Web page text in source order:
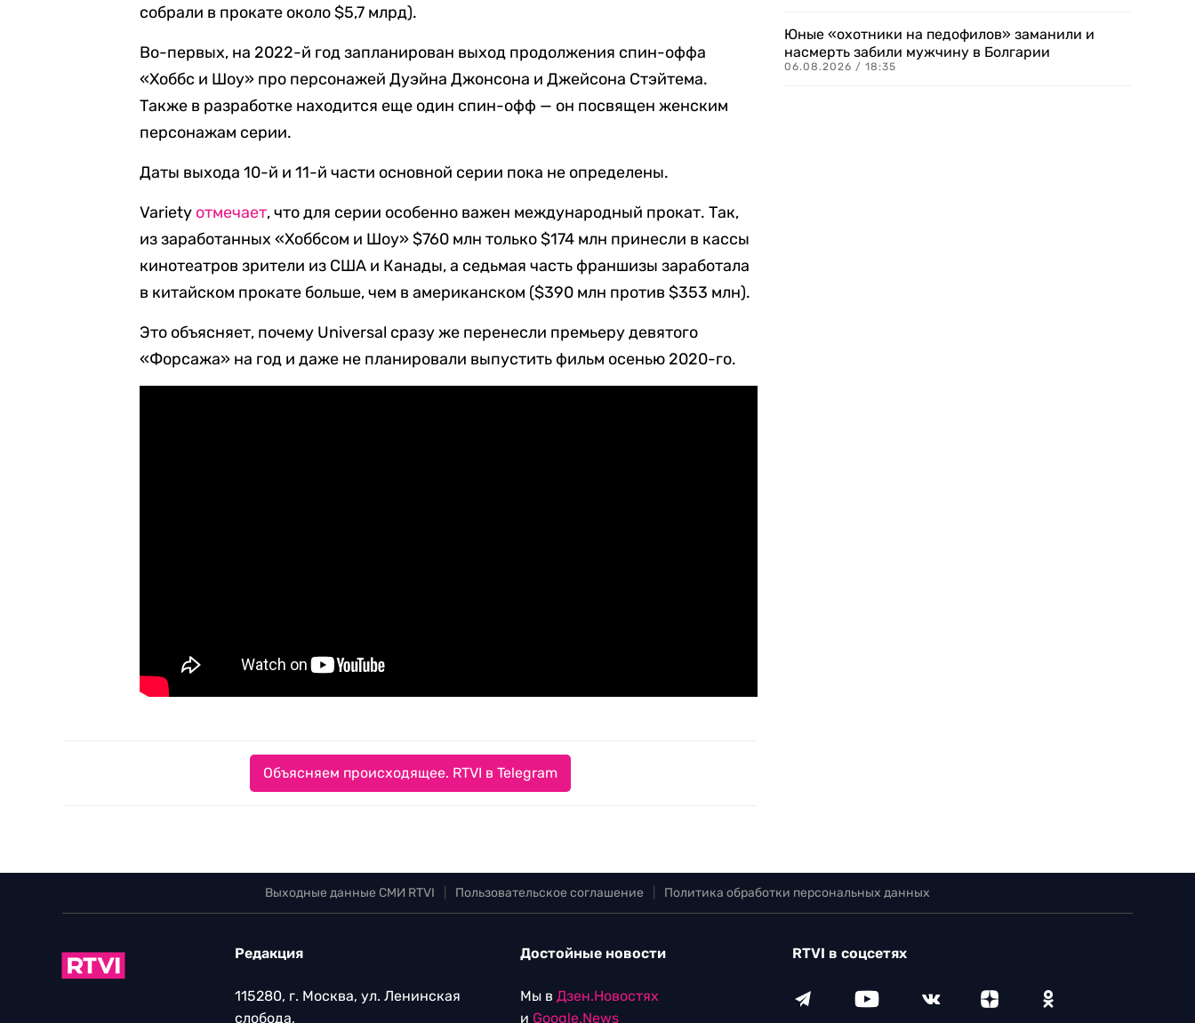
собрали в прокате около $5,7 млрд).
Во-первых, на 2022-й год запланирован выход продолжения спин-оффа
«Хоббс и Шоу» про персонажей Дуэйна Джонсона и Джейсона Стэйтема.
Также в разработке находится еще один спин-офф — он посвящен женским
персонажам серии.
Даты выхода 10-й и 11-й части основной серии пока не определены.
Variety отмечает, что для серии особенно важен международный прокат. Так,
из заработанных «Хоббсом и Шоу» $760 млн только $174 млн принесли в кассы
кинотеатров зрители из США и Канады, а седьмая часть франшизы заработала
в китайском прокате больше, чем в американском ($390 млн против $353 млн).
Это объясняет, почему Universal сразу же перенесли премьеру девятого
«Форсажа» на год и даже не планировали выпустить фильм осенью 2020-го.
Объясняем происходящее. RTVI в Telegram
Юные «охотники на педофилов» заманили и
насмерть забили мужчину в Болгарии
06.08.2026 / 18:35
Выходные данные СМИ RTVI Пользовательское соглашение Политика обработки персональных данных
Редакция
115280, г. Москва, ул. Ленинская
слобода,
Достойные новости
Мы в Дзен.Новостях
и Google.News
RTVI в соцсетях